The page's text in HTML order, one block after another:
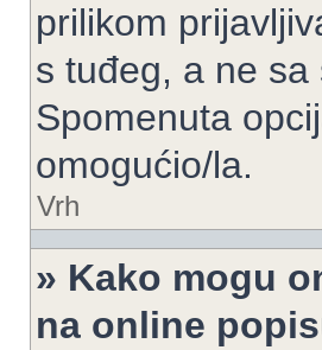
prilikom
s tuđeg, a ne
Spomenuta
omogućio/la.
Vrh
» Kako mogu
na online